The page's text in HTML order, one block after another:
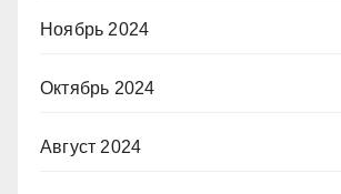
Ноябрь 2024
Октябрь 2024
Август 2024